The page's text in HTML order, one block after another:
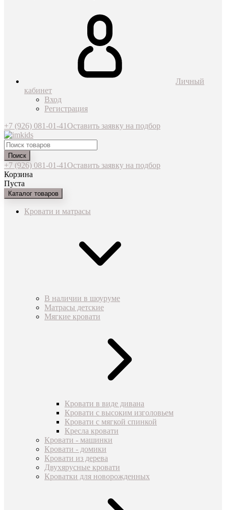
Личный
кабинет
Вход
Регистрация
+7 (926) 081-01-41Оставить заявку на подбор
Поиск
+7 (926) 081-01-41Оставить заявку на подбор
Корзина
Пуста
Каталог товаров
Кровати и матрасы
В наличии в шоуруме
Матрасы детские
Мягкие кровати
Кровати в виде дивана
Кровати с высоким изголовьем
Кровати с мягкой спинкой
Кресла кровати
Кровати - машинки
Кровати - домики
Кровати из дерева
Двухярусные кровати
Кроватки для новорожденных